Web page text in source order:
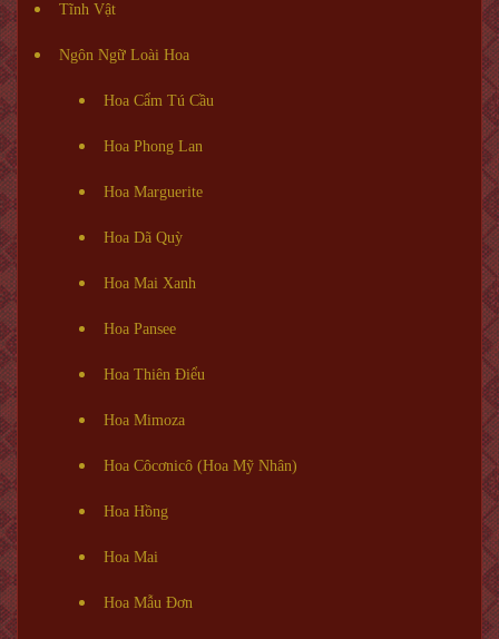
Tĩnh Vật
Ngôn Ngữ Loài Hoa
Hoa Cẩm Tú Cầu
Hoa Phong Lan
Hoa Marguerite
Hoa Dã Quỳ
Hoa Mai Xanh
Hoa Pansee
Hoa Thiên Điểu
Hoa Mimoza
Hoa Côcơnicô (Hoa Mỹ Nhân)
Hoa Hồng
Hoa Mai
Hoa Mẫu Đơn